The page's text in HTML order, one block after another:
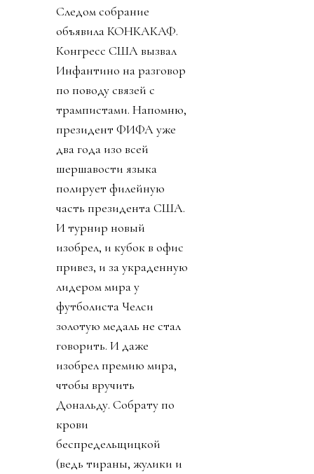
Следом собрание
объявила КОНКАКАФ.
Конгресс США вызвал
Инфантино на разговор
по поводу связей с
трампистами. Напомню,
президент ФИФА уже
два года изо всей
шершавости языка
полирует филейную
часть президента США.
И турнир новый
изобрел, и кубок в офис
привез, и за украденную
лидером мира у
футболиста Челси
золотую медаль не стал
говорить. И даже
изобрел премию мира,
чтобы вручить
Дональду. Собрату по
крови
беспредельщицкой
(ведь тираны, жулики и